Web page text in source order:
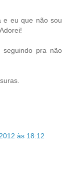
e eu que não sou
pra não
às 18:12